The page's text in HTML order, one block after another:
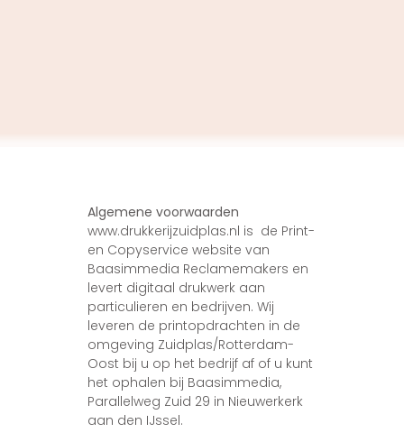
Algemene voorwaarden
www.drukkerijzuidplas.nl is de Print-
en Copyservice website van
Baasimmedia Reclamemakers en
levert digitaal drukwerk aan
particulieren en bedrijven. Wij
leveren de printopdrachten in de
omgeving Zuidplas/Rotterdam-
Oost bij u op het bedrijf af of u kunt
het ophalen bij Baasimmedia,
Parallelweg Zuid 29 in Nieuwerkerk
aan den IJssel.